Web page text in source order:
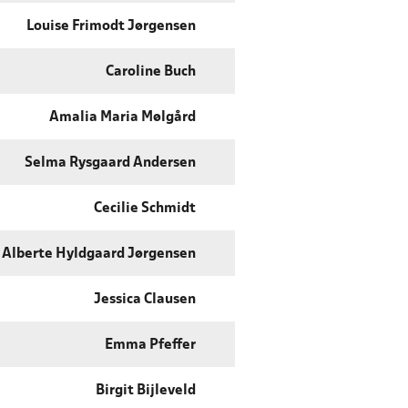
Louise Frimodt Jørgensen
Caroline Buch
Amalia Maria Mølgård
Selma Rysgaard Andersen
Cecilie Schmidt
Alberte Hyldgaard Jørgensen
Jessica Clausen
Emma Pfeffer
Birgit Bijleveld